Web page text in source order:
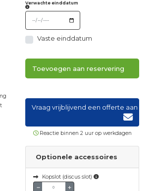
Verwachte einddatum
Vaste einddatum
Toevoegen aan reservering
Vraag vrijblijvend een offerte aan
Reactie binnen 2 uur op werkdagen
Optionele accessoires
Kopslot (discus slot)